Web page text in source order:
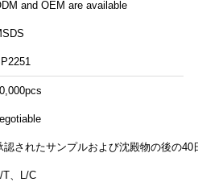
and OEM are available
認されたサンプルおよび沈殿物の後の40
T、L/C